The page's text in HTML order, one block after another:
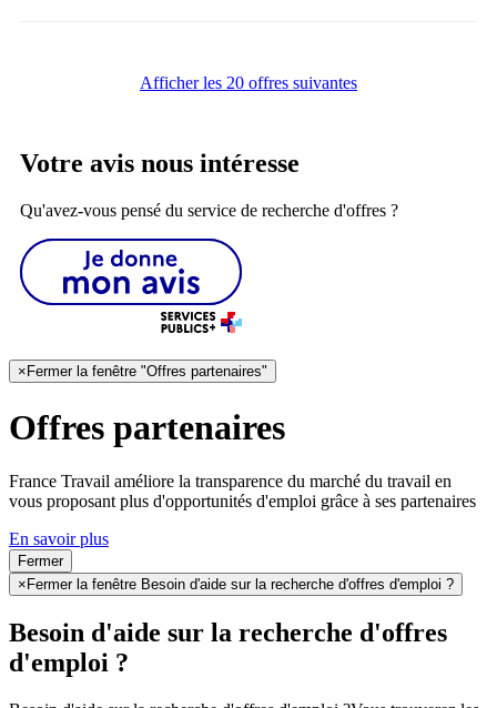
Afficher les 20 offres suivantes
Votre avis nous intéresse
Qu'avez-vous pensé du service de recherche d'offres ?
× Fermer la fenêtre "Offres partenaires"
Offres partenaires
France Travail améliore la transparence du marché du travail en
vous proposant plus d'opportunités d'emploi grâce à ses partenaires
En savoir plus
Fermer
× Fermer la fenêtre Besoin d'aide sur la recherche d'offres d'emploi ?
Besoin d'aide sur la recherche d'offres
d'emploi ?